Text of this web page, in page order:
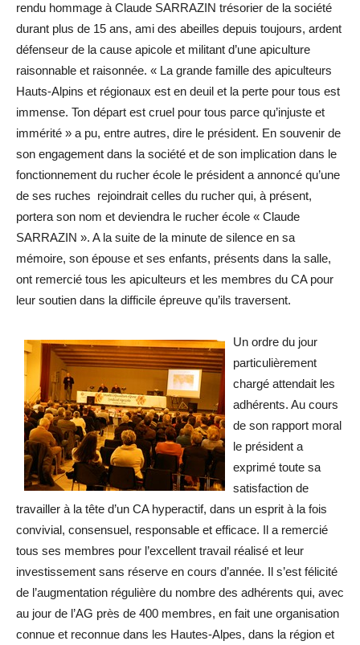
rendu hommage à Claude SARRAZIN trésorier de la société
durant plus de 15 ans, ami des abeilles depuis toujours, ardent
défenseur de la cause apicole et militant d’une apiculture
raisonnable et raisonnée. « La grande famille des apiculteurs
Hauts-Alpins et régionaux est en deuil et la perte pour tous est
immense. Ton départ est cruel pour tous parce qu’injuste et
immérité » a pu, entre autres, dire le président. En souvenir de
son engagement dans la société et de son implication dans le
fonctionnement du rucher école le président a annoncé qu’une
de ses ruches rejoindrait celles du rucher qui, à présent,
portera son nom et deviendra le rucher école « Claude
SARRAZIN ». A la suite de la minute de silence en sa
mémoire, son épouse et ses enfants, présents dans la salle,
ont remercié tous les apiculteurs et les membres du CA pour
leur soutien dans la difficile épreuve qu’ils traversent.
Un ordre du jour
particulièrement
chargé attendait les
adhérents. Au cours
de son rapport moral
le président a
exprimé toute sa
satisfaction de
travailler à la tête d’un CA hyperactif, dans un esprit à la fois
convivial, consensuel, responsable et efficace. Il a remercié
tous ses membres pour l’excellent travail réalisé et leur
investissement sans réserve en cours d’année. Il s’est félicité
de l’augmentation régulière du nombre des adhérents qui, avec
au jour de l’AG près de 400 membres, en fait une organisation
connue et reconnue dans les Hautes-Alpes, dans la région et